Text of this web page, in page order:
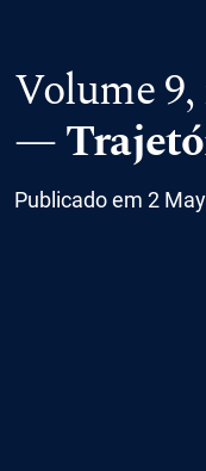
Volume 9,
Publicado em 2